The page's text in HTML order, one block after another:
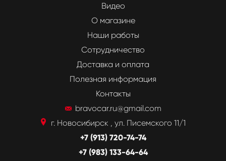
Видео
О магазине
Наши работы
Сотрудничество
Доставка и оплата
Полезная информация
Контакты
bravocar.ru@gmail.com
г. Новосибирск , ул. Писемского 11/1
+7 (913) 720-74-74
+7 (983) 133-64-64